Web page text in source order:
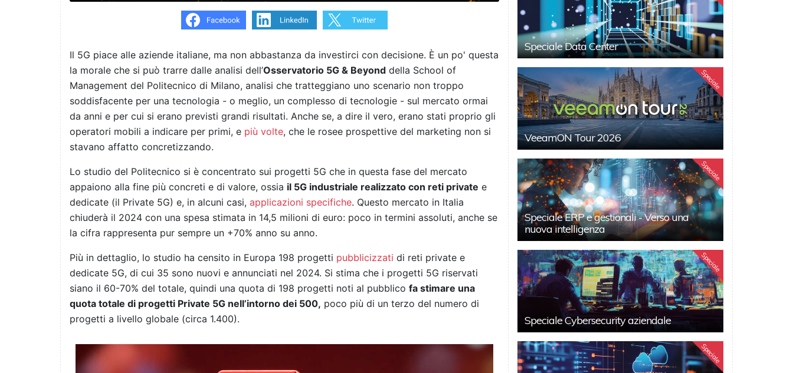
Il 5G piace alle aziende italiane, ma non abbastanza da investirci con decisione. È un po' questa
la morale che si può trarre dalle analisi dell’Osservatorio 5G & Beyond della School of
Management del Politecnico di Milano, analisi che tratteggiano uno scenario non troppo
soddisfacente per una tecnologia - o meglio, un complesso di tecnologie - sul mercato ormai
da anni e per cui si erano previsti grandi risultati. Anche se, a dire il vero, erano stati proprio gli
operatori mobili a indicare per primi, e più volte, che le rosee prospettive del marketing non si
stavano affatto concretizzando.
Lo studio del Politecnico si è concentrato sui progetti 5G che in questa fase del mercato
appaiono alla fine più concreti e di valore, ossia il 5G industriale realizzato con reti private e
dedicate (il Private 5G) e, in alcuni casi, applicazioni specifiche. Questo mercato in Italia
chiuderà il 2024 con una spesa stimata in 14,5 milioni di euro: poco in termini assoluti, anche se
la cifra rappresenta pur sempre un +70% anno su anno.
Più in dettaglio, lo studio ha censito in Europa 198 progetti pubblicizzati di reti private e
dedicate 5G, di cui 35 sono nuovi e annunciati nel 2024. Si stima che i progetti 5G riservati
siano il 60-70% del totale, quindi una quota di 198 progetti noti al pubblico fa stimare una
quota totale di progetti Private 5G nell’intorno dei 500, poco più di un terzo del numero di
progetti a livello globale (circa 1.400).
Speciale Data Center
Speciale
VeeamON Tour 2026
Speciale
Speciale ERP e gestionali - Verso una
nuova intelligenza
Speciale
Speciale Cybersecurity aziendale
Speciale